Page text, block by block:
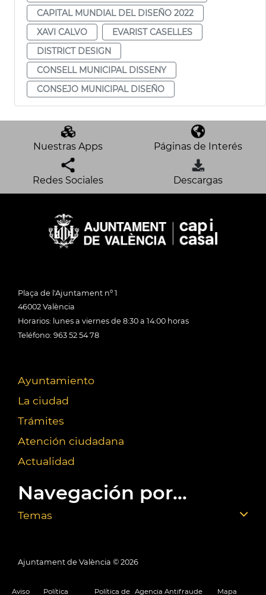
CAPITAL MUNDIAL DEL DISEÑO 2022
XAVI CALVO
EVARIST CASELLES
DISTRICT DESIGN
CONSELL MUNICIPAL DISSENY
CONSEJO MUNICIPAL DISEÑO
Nuestras Apps Páginas de Interés
Redes Sociales Descargas
Plaça de l'Ajuntament nº 1
46002 València
Horarios: lunes a viernes de 8:30 a 14:00 horas
Teléfono: 963 52 54 78
Ayuntamiento
La ciudad
Trámites
Atención ciudadana
Actualidad
Navegación por...
Temas
Ajuntament de València © 2026
Aviso Política Política de Agencia Antifraude Mapa